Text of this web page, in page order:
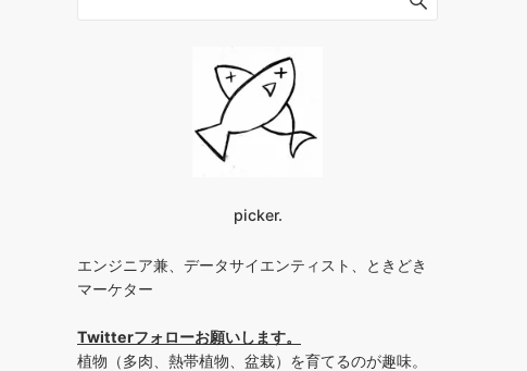
picker.
エンジニア兼、データサイエンティスト、ときどき
マーケター
Twitterフォローお願いします。
植物（多肉、熱帯植物、盆栽）を育てるのが趣味。